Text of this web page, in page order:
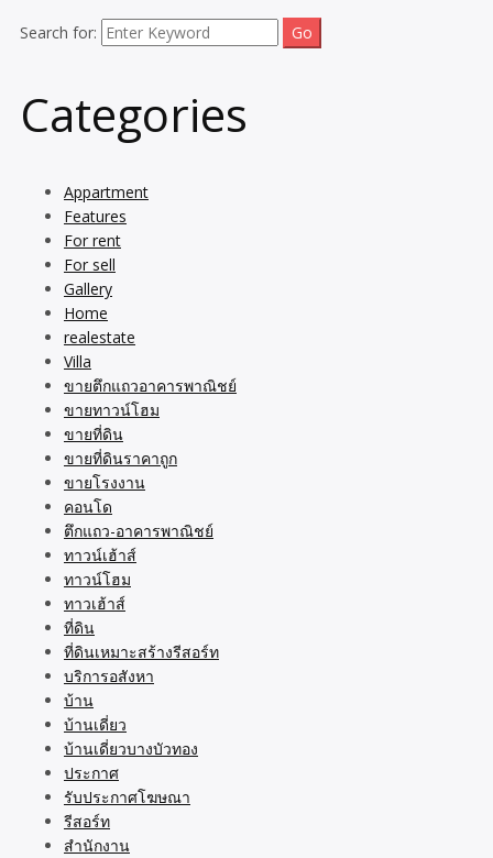
Search for:
Categories
Appartment
Features
For rent
For sell
Gallery
Home
realestate
Villa
ขายตึกแถวอาคารพาณิชย์
ขายทาวน์โฮม
ขายที่ดิน
ขายที่ดินราคาถูก
ขายโรงงาน
คอนโด
ตึกแถว-อาคารพาณิชย์
ทาวน์เฮ้าส์
ทาวน์โฮม
ทาวเฮ้าส์
ที่ดิน
ที่ดินเหมาะสร้างรีสอร์ท
บริการอสังหา
บ้าน
บ้านเดี่ยว
บ้านเดี่ยวบางบัวทอง
ประกาศ
รับประกาศโฆษณา
รีสอร์ท
สำนักงาน